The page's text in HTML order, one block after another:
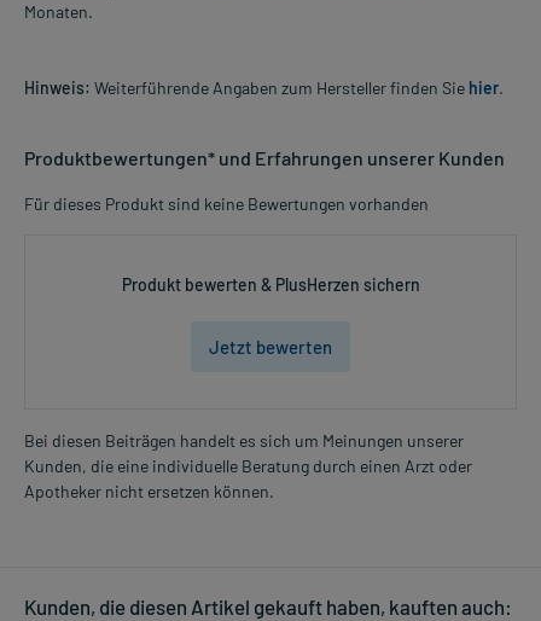
Monaten.
Hinweis: Weiterführende Angaben zum Hersteller finden Sie hier.
Produktbewertungen* und Erfahrungen unserer Kunden
Für dieses Produkt sind keine Bewertungen vorhanden
Produkt bewerten & PlusHerzen sichern
Jetzt bewerten
Bei diesen Beiträgen handelt es sich um Meinungen unserer
Kunden, die eine individuelle Beratung durch einen Arzt oder
Apotheker nicht ersetzen können.
Kunden, die diesen Artikel gekauft haben, kauften auch: